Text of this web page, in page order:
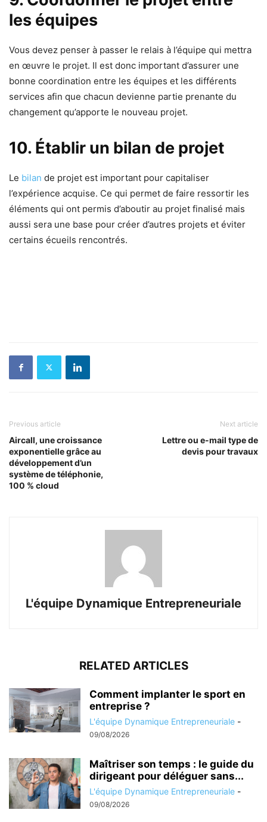
les équipes
Vous devez penser à passer le relais à l’équipe qui mettra
en œuvre le projet. Il est donc important d’assurer une
bonne coordination entre les équipes et les différents
services afin que chacun devienne partie prenante du
changement qu’apporte le nouveau projet.
10. Établir un bilan de projet
Le bilan de projet est important pour capitaliser
l’expérience acquise. Ce qui permet de faire ressortir les
éléments qui ont permis d’aboutir au projet finalisé mais
aussi sera une base pour créer d’autres projets et éviter
certains écueils rencontrés.
Previous article
Aircall, une croissance
exponentielle grâce au
développement d’un
système de téléphonie,
100 % cloud
Next article
Lettre ou e-mail type de
devis pour travaux
L'équipe Dynamique Entrepreneuriale
RELATED ARTICLES
Comment implanter le sport en
entreprise ?
L'équipe Dynamique Entrepreneuriale -
09/08/2026
Maîtriser son temps : le guide du
dirigeant pour déléguer sans...
L'équipe Dynamique Entrepreneuriale -
09/08/2026